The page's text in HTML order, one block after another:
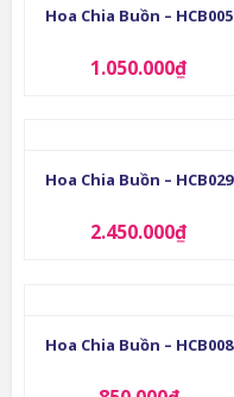
Hoa Chia Buồn – HCB005
1.050.000₫
Hoa Chia Buồn – HCB029
2.450.000₫
Hoa Chia Buồn – HCB008